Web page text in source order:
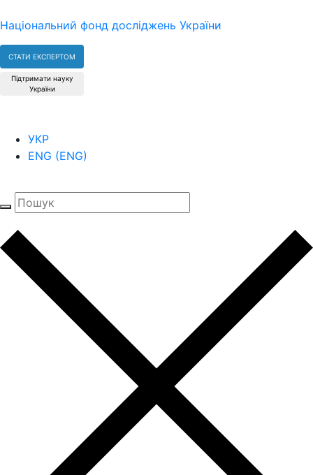
Національний фонд досліджень України
СТАТИ ЕКСПЕРТОМ
Підтримати науку
України
УКР
ENG (ENG)